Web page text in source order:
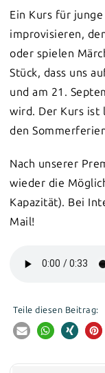
Ein Kurs für
improvisieren,
oder spielen
Stück, dass uns
und am 21.
wird. Der Kurs ist
den
Nach unserer
wieder die
Kapazität). Bei
Mail!
Teile diesen Beitrag: